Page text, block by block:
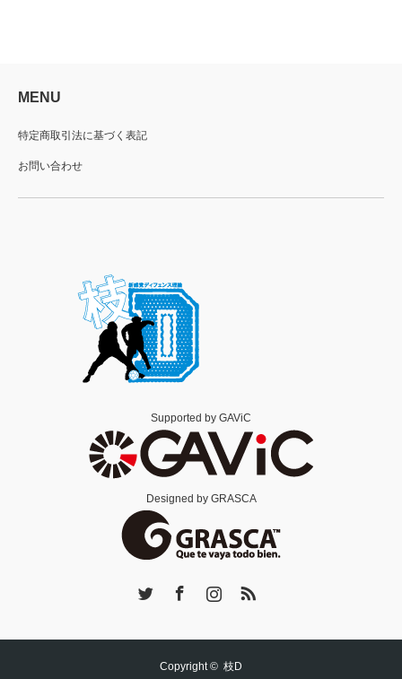
MENU
特定商取引法に基づく表記
お問い合わせ
Supported by GAViC
Designed by GRASCA
Copyright © 枝D